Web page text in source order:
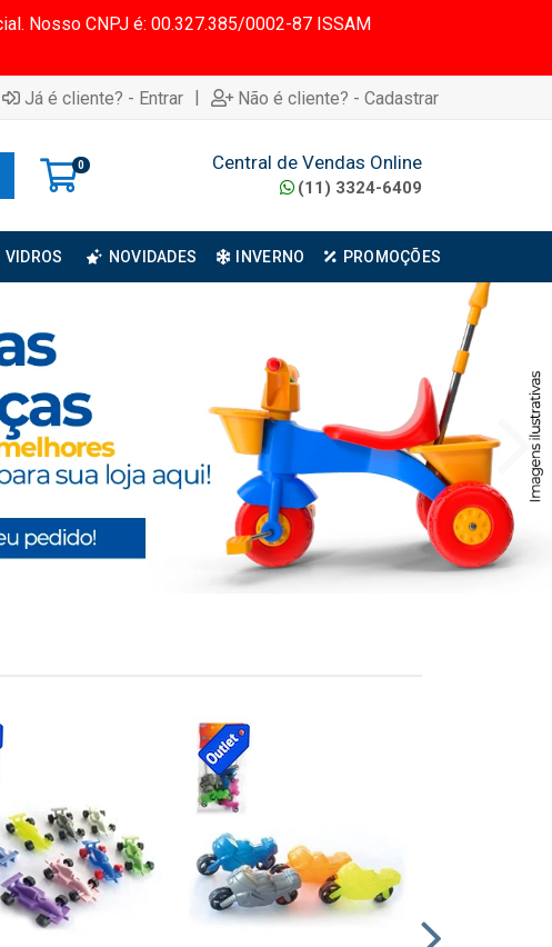
Nosso CNPJ é: 00.327.385/0002-87 ISSAM
Já é cliente? - Entrar | Não é cliente? - Cadastrar
0 Central de Vendas Online
(11) 3324-6409
VIDROS NOVIDADES INVERNO PROMOÇÕES